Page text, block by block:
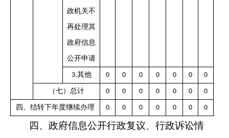
政机关不
再处理其
政府信息
公开申请
3.其他 0 0 0 0 0 0 0
（七）总计 0 0 0 0 0 0 0
四、结转下年度继续办理 0 0 0 0 0 0 0
四、政府信息公开行政复议、行政诉讼情